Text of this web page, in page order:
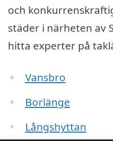
och
städer i närheten av
hitta experter på
Vansbro
Borlänge
Långshyttan